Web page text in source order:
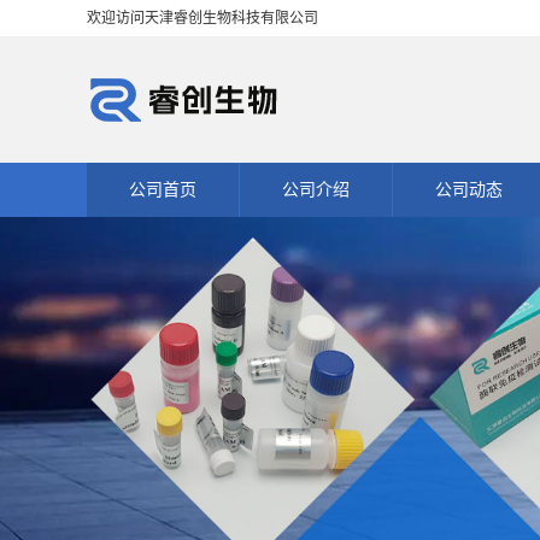
欢迎访问天津睿创生物科技有限公司
公司首页 公司介绍 公司动态